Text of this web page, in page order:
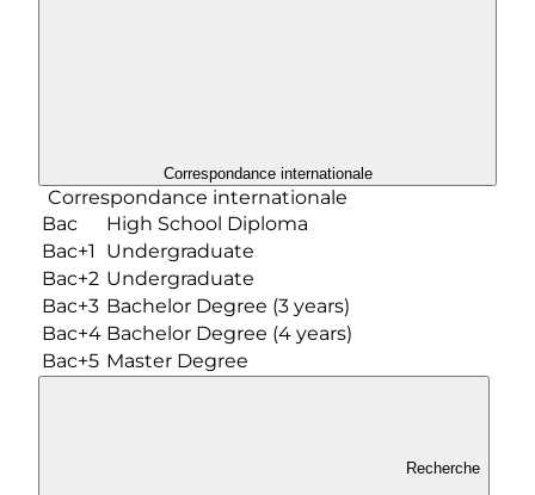
Correspondance internationale
Correspondance internationale
Bac
High School Diploma
Bac+1
Undergraduate
Bac+2 Undergraduate
Bac+3 Bachelor Degree (3 years)
Bac+4 Bachelor Degree (4 years)
Bac+5 Master Degree
Recherche